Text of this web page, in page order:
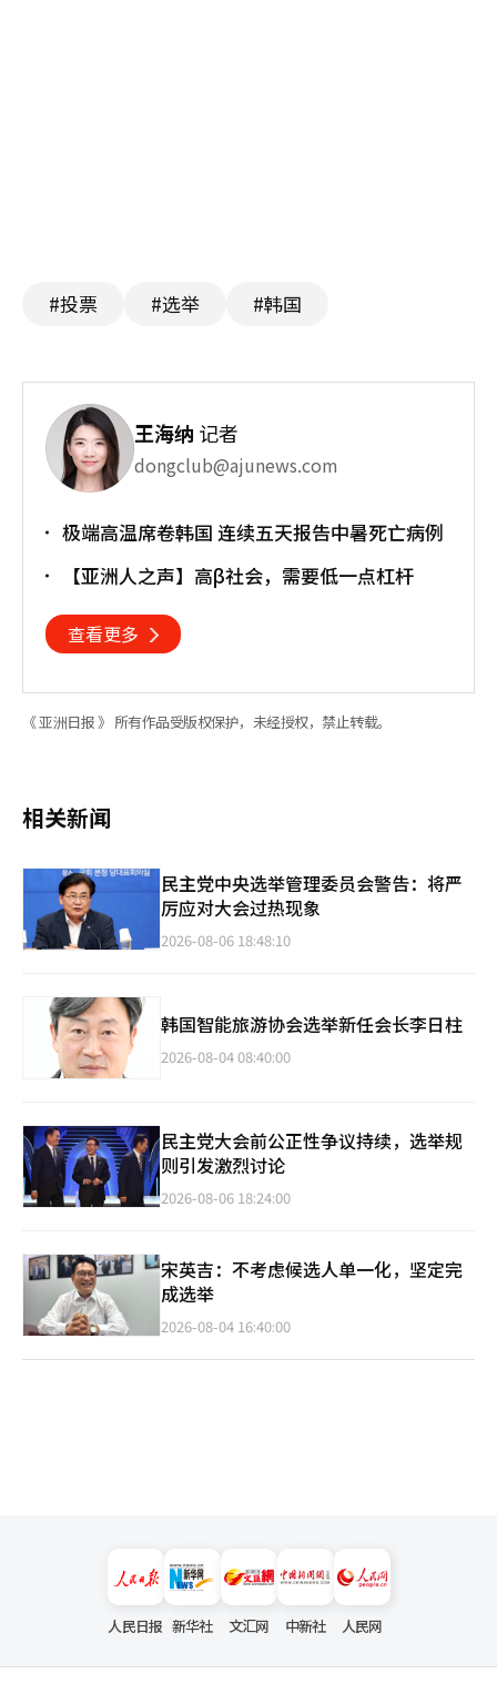
#投票 #选举 #韩国
王海纳 记者
dongclub@ajunews.com
极端高温席卷韩国 连续五天报告中暑死亡病例
【亚洲人之声】高β社会，需要低一点杠杆
查看更多
《 亚洲日报 》 所有作品受版权保护，未经授权，禁止转载。
相关新闻
民主党中央选举管理委员会警告：将严
厉应对大会过热现象
2026-08-06 18:48:10
韩国智能旅游协会选举新任会长李日柱
2026-08-04 08:40:00
民主党大会前公正性争议持续，选举规
则引发激烈讨论
2026-08-06 18:24:00
宋英吉：不考虑候选人单一化，坚定完
成选举
2026-08-04 16:40:00
人民日报 新华社 文汇网 中新社 人民网